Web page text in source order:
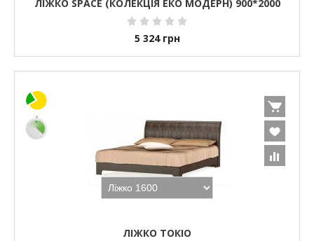
ЛІЖКО SPACE (КОЛЕКЦІЯ ЕКО МОДЕРН) 900*2000
5 324 грн
ЛІЖКО ТОКІО